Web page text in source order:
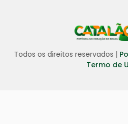
Todos os direitos reservados |
Termo de